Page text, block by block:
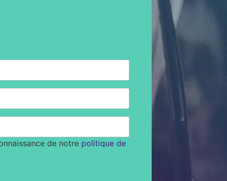
de notre politique de